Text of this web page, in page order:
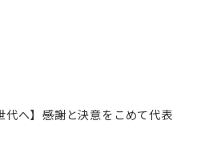
へ】――感謝と決意をこめて代表